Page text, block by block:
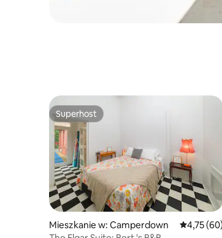
Superhost
Superhost
Mieszkanie w: Camperdown Średnia
4,75